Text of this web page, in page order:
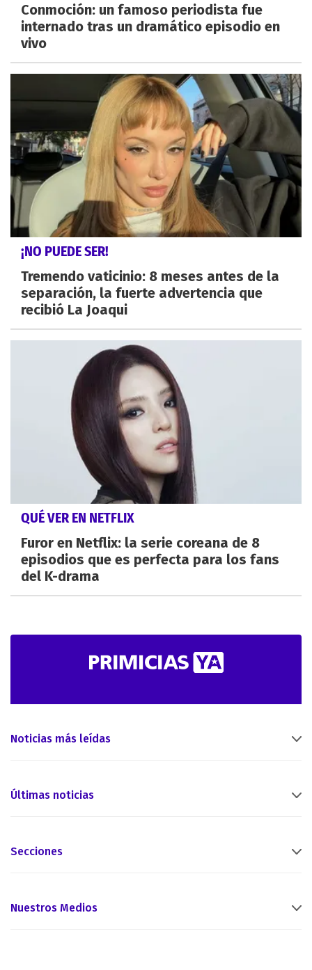
Conmoción: un famoso periodista fue
internado tras un dramático episodio en
vivo
¡NO PUEDE SER!
Tremendo vaticinio: 8 meses antes de la
separación, la fuerte advertencia que
recibió La Joaqui
QUÉ VER EN NETFLIX
Furor en Netflix: la serie coreana de 8
episodios que es perfecta para los fans
del K-drama
Noticias más leídas
Últimas noticias
Secciones
Nuestros Medios